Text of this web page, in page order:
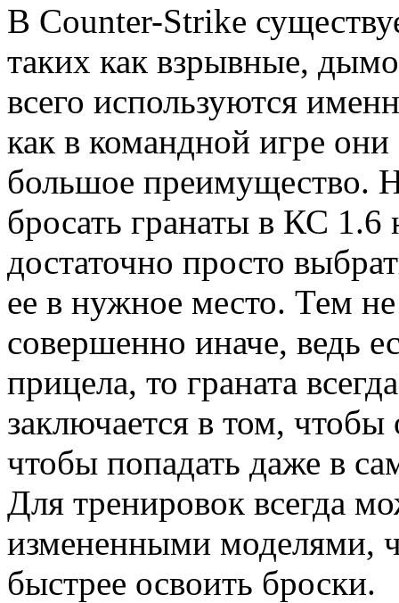
В Counter-Strike
таких как взрывные,
всего используются
как в командной игре
большое преимущество.
бросать гранаты в КС 1.6
достаточно просто
ее в нужное место. Тем
совершенно иначе, ведь
прицела, то граната
заключается в том,
чтобы попадать даже в
Для тренировок всегда
измененными моделями,
быстрее освоить броски.